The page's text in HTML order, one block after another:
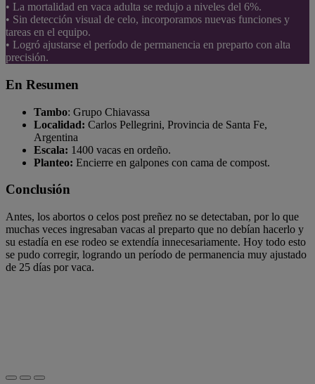
• La mortalidad en vaca adulta se redujo a niveles del 6%.
• Sin detección visual de celo, incorporamos nuevas funciones y
tareas en el equipo.
• Logró ajustarse el período de permanencia en preparto con alta
precisión.
En Resumen
Tambo: Grupo Chiavassa
Localidad: Carlos Pellegrini, Provincia de Santa Fe,
Argentina
Escala: 1400 vacas en ordeño.
Planteo: Encierre en galpones con cama de compost.
Conclusión
Antes, los abortos o celos post preñez no se detectaban, por lo que
muchas veces ingresaban vacas al preparto que no debían hacerlo y
su estadía en ese rodeo se extendía innecesariamente. Hoy todo esto
se pudo corregir, logrando un período de permanencia muy ajustado
de 25 días por vaca.